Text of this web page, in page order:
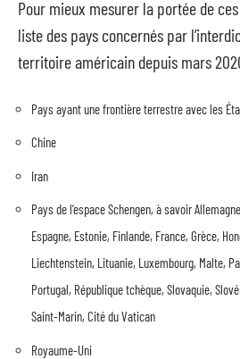
Pour mieux mesurer la portée de
liste des pays concernés par
territoire américain depuis mars
Pays ayant une frontière terrestre avec les
Chine
Iran
Pays de l’espace Schengen, à savoir
Espagne, Estonie, Finlande, France, Grèce,
Liechtenstein, Lituanie, Luxembourg, Malte,
Portugal, République tchèque, Slovaquie,
Saint-Marin, Cité du Vatican
Royaume-Uni